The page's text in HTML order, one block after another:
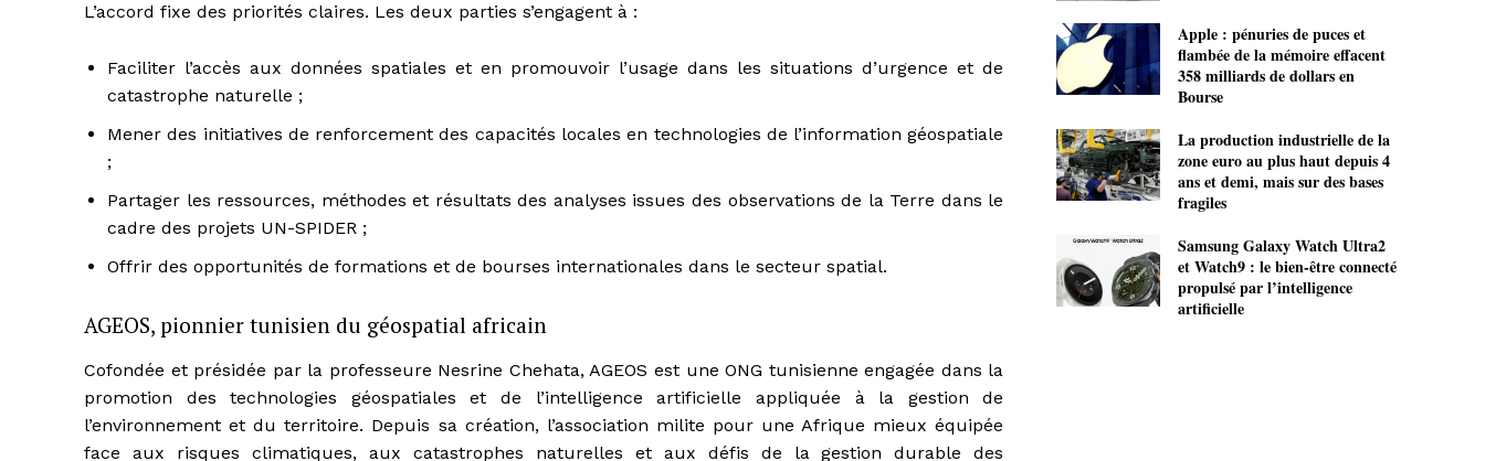
L’accord fixe des priorités claires. Les deux parties s’engagent à :
Faciliter l’accès aux données spatiales et en promouvoir l’usage dans les situations d’urgence et de
catastrophe naturelle ;
Mener des initiatives de renforcement des capacités locales en technologies de l’information géospatiale
;
Partager les ressources, méthodes et résultats des analyses issues des observations de la Terre dans le
cadre des projets UN-SPIDER ;
Offrir des opportunités de formations et de bourses internationales dans le secteur spatial.
AGEOS, pionnier tunisien du géospatial africain
Cofondée et présidée par la professeure Nesrine Chehata, AGEOS est une ONG tunisienne engagée dans la
promotion des technologies géospatiales et de l’intelligence artificielle appliquée à la gestion de
l’environnement et du territoire. Depuis sa création, l’association milite pour une Afrique mieux équipée
face aux risques climatiques, aux catastrophes naturelles et aux défis de la gestion durable des
Apple : pénuries de puces et
flambée de la mémoire effacent
358 milliards de dollars en
Bourse
La production industrielle de la
zone euro au plus haut depuis 4
ans et demi, mais sur des bases
fragiles
Samsung Galaxy Watch Ultra2
et Watch9 : le bien-être connecté
propulsé par l’intelligence
artificielle